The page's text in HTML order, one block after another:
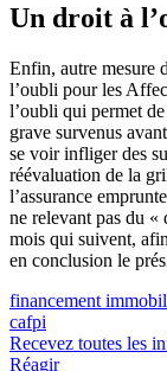
Un droit à
Enfin, autre mesure
l’oubli pour les
l’oubli qui permet
grave survenus
se voir infliger des
réévaluation de la
l’assurance
ne relevant pas du «
mois qui suivent,
en conclusion le
financement
cafpi
Recevez toutes les
Réagir